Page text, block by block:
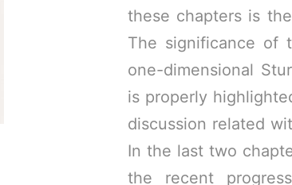
these chapters is
The significance of
one-dimensional
is properly
discussion related
In the last two
the recent